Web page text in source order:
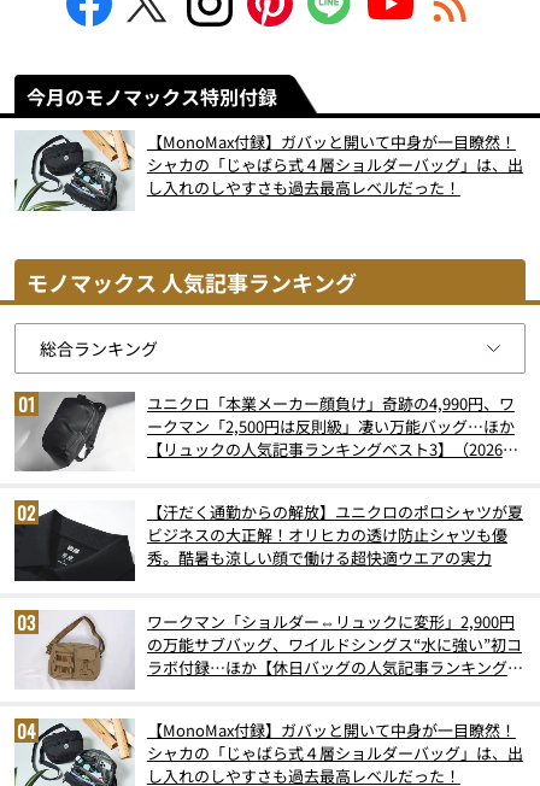
今月のモノマックス特別付録
【MonoMax付録】ガバッと開いて中身が一目瞭然！
シャカの「じゃばら式４層ショルダーバッグ」は、出
し入れのしやすさも過去最高レベルだった！
モノマックス 人気記事ランキング
ユニクロ「本業メーカー顔負け」奇跡の4,990円、ワ
ークマン「2,500円は反則級」凄い万能バッグ…ほか
【リュックの人気記事ランキングベスト3】（2026年
【汗だく通勤からの解放】ユニクロのポロシャツが夏
ビジネスの大正解！オリヒカの透け防止シャツも優
秀。酷暑も涼しい顔で働ける超快適ウエアの実力
ワークマン「ショルダー⇔リュックに変形」2,900円
の万能サブバッグ、ワイルドシングス“水に強い”初コ
ラボ付録…ほか【休日バッグの人気記事ランキングベ
【MonoMax付録】ガバッと開いて中身が一目瞭然！
シャカの「じゃばら式４層ショルダーバッグ」は、出
し入れのしやすさも過去最高レベルだった！